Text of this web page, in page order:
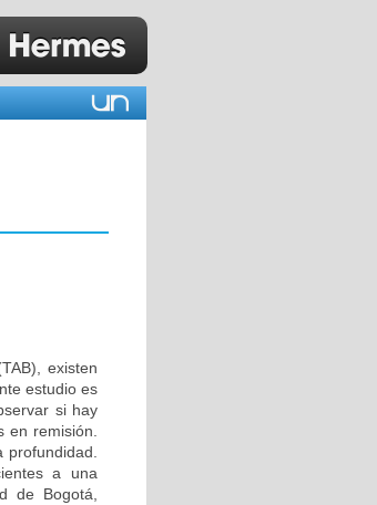
existen
estudio es
si hay
remisión.
a una
de Bogotá,